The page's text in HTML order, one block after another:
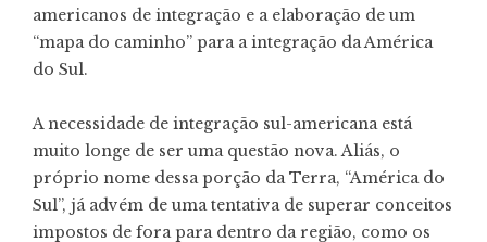
americanos de integração e a elaboração de um
“mapa do caminho” para a integração da América
do Sul.
A necessidade de integração sul-americana está
muito longe de ser uma questão nova. Aliás, o
próprio nome dessa porção da Terra, “América do
Sul”, já advém de uma tentativa de superar conceitos
impostos de fora para dentro da região, como os